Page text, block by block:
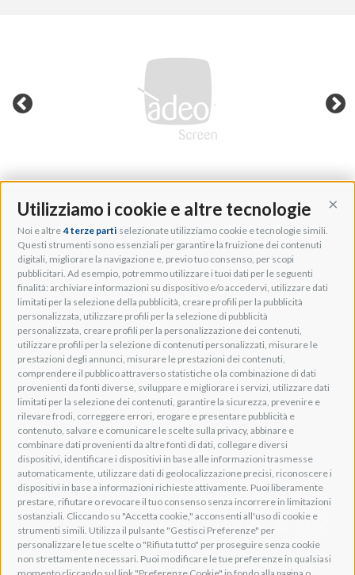
Utilizziamo i cookie e altre tecnologie
Noi e altre 4 terze parti selezionate utilizziamo cookie e tecnologie simili.
Questi strumenti sono essenziali per garantire la fruizione dei contenuti
digitali, migliorare la navigazione e, previo tuo consenso, per scopi
pubblicitari. Ad esempio, potremmo utilizzare i tuoi dati per le seguenti
finalità: archiviare informazioni su dispositivo e/o accedervi, utilizzare dati
limitati per la selezione della pubblicità, creare profili per la pubblicità
personalizzata, utilizzare profili per la selezione di pubblicità
personalizzata, creare profili per la personalizzazione dei contenuti,
utilizzare profili per la selezione di contenuti personalizzati, misurare le
prestazioni degli annunci, misurare le prestazioni dei contenuti,
comprendere il pubblico attraverso statistiche o la combinazione di dati
provenienti da fonti diverse, sviluppare e migliorare i servizi, utilizzare dati
limitati per la selezione dei contenuti, garantire la sicurezza, prevenire e
rilevare frodi, correggere errori, erogare e presentare pubblicità e
contenuto, salvare e comunicare le scelte sulla privacy, abbinare e
combinare dati provenienti da altre fonti di dati, collegare diversi
dispositivi, identificare i dispositivi in base alle informazioni trasmesse
automaticamente, utilizzare dati di geolocalizzazione precisi, riconoscere i
dispositivi in base a informazioni richieste attivamente. Puoi liberamente
prestare, rifiutare o revocare il tuo consenso senza incorrere in limitazioni
sostanziali. Cliccando su "Accetta cookie," acconsenti all'uso di cookie e
strumenti simili. Utilizza il pulsante "Gestisci Preferenze" per
personalizzare le tue scelte o "Rifiuta tutto" per proseguire senza cookie
non strettamente necessari. Puoi modificare le tue preferenze in qualsiasi
Adeo Group S.r.l.
Via della Zarga, 50
Lavis, 38015 TN, Italy
Tel: +39 0461 248211
P.IVA: IT01262500224
PEC: pec@pec.adeogroup.it
SDI: T04ZHR3
info@adeogroup.it
Adeo ProAV
Adeo HomeAV
Adeo Screen
Screen Research
Adeum Cinema Suite